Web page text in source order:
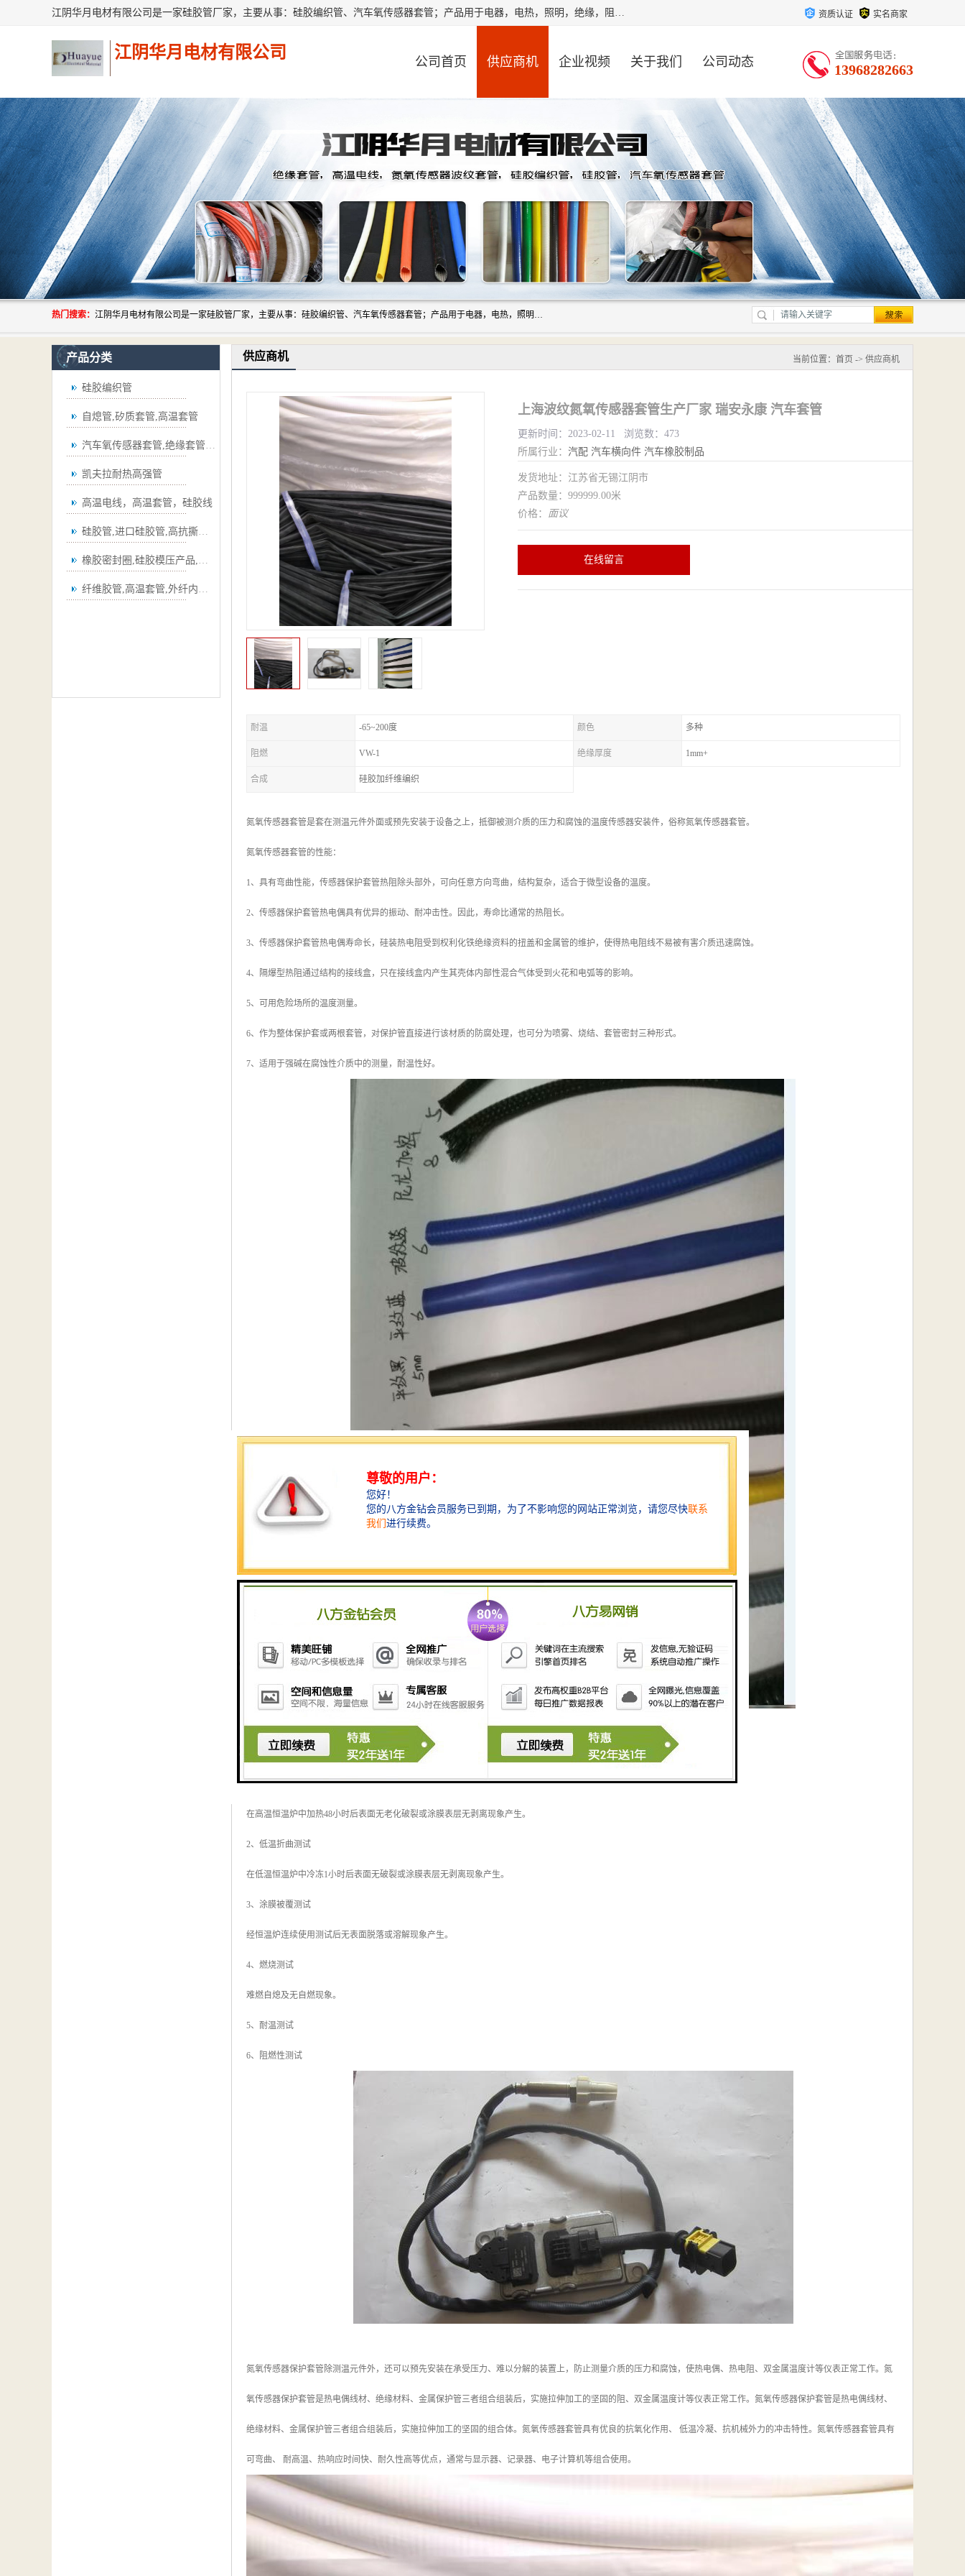
江阴华月电材有限公司是一家硅胶管厂家，主要从事：硅胶编织管、汽车氧传感器套管；产品用于电器，电热，照明，绝缘，阻燃，耐电压，耐热耐高温产品！其中汽车点火线套管，汽车氧传感器套管，波纹套管，平纹套管，外胶内纤套管，波纹橡胶管，多般用于汽车内束线，绝缘，耐高温阻燃，保护等作用。本公司秉承“顾客至上,锐意进取”的经营理念,原则为广大客户提供服务。欢迎广大客户惠顾！ 资质认证 实名商家
江阴华月电材有限公司 公司首页 供应商机 企业视频 关于我们 公司动态 13968282663
热门搜索： 江阴华月电材有限公司是一家硅胶管厂家，主要从事：硅胶编织管、汽车氧传感器套管；产品用于电器，电热，照明，绝缘，阻燃，耐电压，耐热耐高温产品！其中汽车点火线套管，汽车氧传感器套管，波纹套管，平纹套管，外胶内纤套管，波纹橡胶管，多般用于汽车内束线，绝缘，耐高温阻燃，保护等作用。本公司秉承“顾客至上,锐意进取”的经营理念,原则为广大客户提供服务。欢迎广大客户惠顾！
产品分类
硅胶编织管
自熄管,矽质套管,高温套管
汽车氧传感器套管,绝缘套管,波纹管
凯夫拉耐热高强管
高温电线，高温套管，硅胶线
硅胶管,进口硅胶管,高抗撕硅胶管
橡胶密封圈,硅胶模压产品,弯管
纤维胶管,高温套管,外纤内胶套管,
供应商机 当前位置： 首页 -> 供应商机
上海波纹氮氧传感器套管生产厂家 瑞安永康 汽车套管
更新时间：2023-02-11 浏览数：473
所属行业： 汽配 汽车横向件 汽车橡胶制品
发货地址：江苏省无锡江阴市
产品数量：999999.00米
价格： 面议
在线留言
耐温 -65~200度 颜色 多种
阻燃 VW-1 绝缘厚度 1mm+
合成 硅胶加纤维编织
氮氧传感器套管是套在测温元件外面或预先安装于设备之上，抵御被测介质的压力和腐蚀的温度传感器安装件，俗称氮氧传感器套管。
氮氧传感器套管的性能：
1、具有弯曲性能，传感器保护套管热阻除头部外，可向任意方向弯曲，结构复杂，适合于微型设备的温度。
2、传感器保护套管热电偶具有优异的振动、耐冲击性。因此，寿命比通常的热阻长。
3、传感器保护套管热电偶寿命长，硅装热电阻受到权利化铁绝缘资料的扭盖和金属管的维护，使得热电阻线不易被有害介质迅速腐蚀。
4、隔爆型热阻通过结构的接线盒，只在接线盒内产生其壳体内部性混合气体受到火花和电弧等的影响。
5、可用危险场所的温度测量。
6、作为整体保护套或两根套管，对保护管直接进行该材质的防腐处理，也可分为喷雾、烧结、套管密封三种形式。
7、适用于强碱在腐蚀性介质中的测量，耐温性好。
氮氧传感器套管性能测试：
1、高温折曲测试
在高温恒温炉中加热48小时后表面无老化破裂或涂膜表层无剥离现象产生。
2、低温折曲测试
在低温恒温炉中冷冻1小时后表面无破裂或涂膜表层无剥离现象产生。
3、涂膜被覆测试
经恒温炉连续使用测试后无表面脱落或溶解现象产生。
4、燃烧测试
难燃自熄及无自燃现象。
5、耐温测试
6、阻燃性测试
氮氧传感器保护套管除测温元件外，还可以预先安装在承受压力、难以分解的装置上，防止测量介质的压力和腐蚀，使热电偶、热电阻、双金属温度计等仪表正常工作。氮
氧传感器保护套管是热电偶线材、绝缘材料、金属保护管三者组合组装后，实施拉伸加工的坚固的阻、双金属温度计等仪表正常工作。氮氧传感器保护套管是热电偶线材、
绝缘材料、金属保护管三者组合组装后，实施拉伸加工的坚固的组合体。氮氧传感器套管具有优良的抗氧化作用、 低温冷凝、抗机械外力的冲击特性。氮氧传感器套管具有
可弯曲、 耐高温、热响应时间快、耐久性高等优点，通常与显示器、记录器、电子计算机等组合使用。